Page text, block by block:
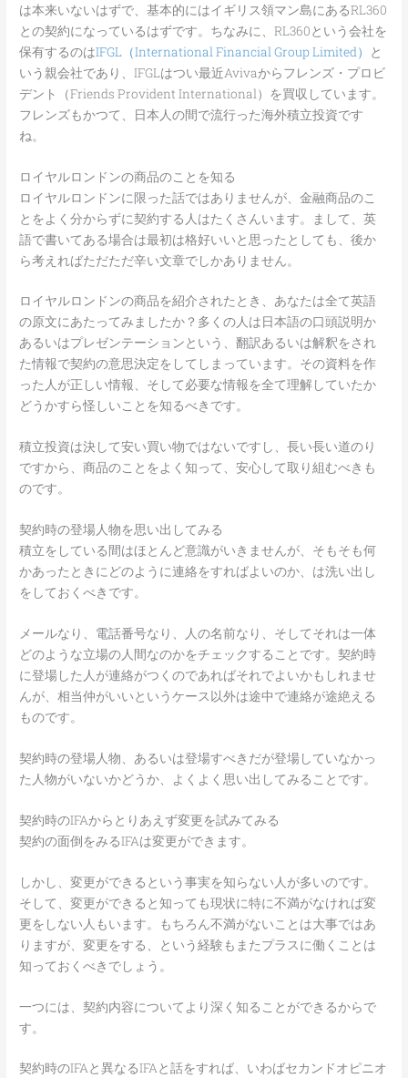
は本来いないはずで、基本的にはイギリス領マン島にあるRL360
との契約になっているはずです。ちなみに、RL360という会社を
保有するのはIFGL（International Financial Group Limited）
と
いう親会社であり、IFGLはつい最近Avivaからフレンズ・プロビ
デント（Friends Provident International）を買収しています。
フレンズもかつて、日本人の間で流行った海外積立投資です
ね。
ロイヤルロンドンの商品のことを知る
ロイヤルロンドンに限った話ではありませんが、金融商品のこ
とをよく分からずに契約する人はたくさんいます。まして、英
語で書いてある場合は最初は格好いいと思ったとしても、後か
ら考えればただただ辛い文章でしかありません。
ロイヤルロンドンの商品を紹介されたとき、あなたは全て英語
の原文にあたってみましたか？多くの人は日本語の口頭説明か
あるいはプレゼンテーションという、翻訳あるいは解釈をされ
た情報で契約の意思決定をしてしまっています。その資料を作
った人が正しい情報、そして必要な情報を全て理解していたか
どうかすら怪しいことを知るべきです。
積立投資は決して安い買い物ではないですし、長い長い道のり
ですから、商品のことをよく知って、安心して取り組むべきも
のです。
契約時の登場人物を思い出してみる
積立をしている間はほとんど意識がいきませんが、そもそも何
かあったときにどのように連絡をすればよいのか、は洗い出し
をしておくべきです。
メールなり、電話番号なり、人の名前なり、そしてそれは一体
どのような立場の人間なのかをチェックすることです。契約時
に登場した人が連絡がつくのであればそれでよいかもしれませ
んが、相当仲がいいというケース以外は途中で連絡が途絶える
ものです。
契約時の登場人物、あるいは登場すべきだが登場していなかっ
た人物がいないかどうか、よくよく思い出してみることです。
契約時のIFAからとりあえず変更を試みてみる
契約の面倒をみるIFAは変更ができます。
しかし、変更ができるという事実を知らない人が多いのです。
そして、変更ができると知っても現状に特に不満がなければ変
更をしない人もいます。もちろん不満がないことは大事ではあ
りますが、変更をする、という経験もまたプラスに働くことは
知っておくべきでしょう。
一つには、契約内容についてより深く知ることができるからで
す。
契約時のIFAと異なるIFAと話をすれば、いわばセカンドオピニオ